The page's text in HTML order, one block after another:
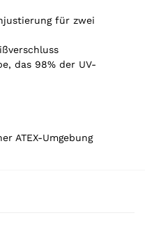
für zwei
das 98% der UV-
ATEX-Umgebung